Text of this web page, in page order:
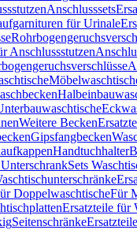
Anschlusssets
für Urinale
Anschlussstutzen
Weitere Becken
Gipsfangbecken
Handtuchhalter
Sets
DoppelwaschtischeFür
Ersatzteile für
Seitenschränke